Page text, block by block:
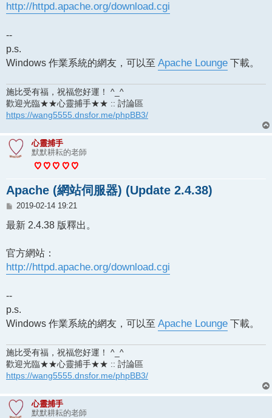
http://httpd.apache.org/download.cgi
--
p.s.
Windows 作業系統的網友，可以至 Apache Lounge 下載。
施比受有福，祝福您好運！ ^_^
歡迎光臨★★心靈捕手★★ :: 討論區
https://wang5555.dnsfor.me/phpBB3/
心靈捕手
默默耕耘的老師
Apache (網站伺服器) (Update 2.4.38)
文
2019-02-14 19:21
最新 2.4.38 版釋出。
官方網站：
http://httpd.apache.org/download.cgi
--
p.s.
Windows 作業系統的網友，可以至 Apache Lounge 下載。
施比受有福，祝福您好運！ ^_^
歡迎光臨★★心靈捕手★★ :: 討論區
https://wang5555.dnsfor.me/phpBB3/
心靈捕手
默默耕耘的老師